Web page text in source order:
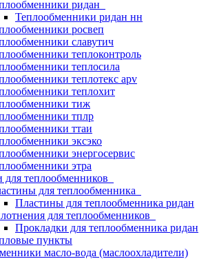
ридан
Теплообменники ридан нн
росвеп
славутич
теплоконтроль
теплосила
теплотекс apv
теплохит
тиж
тплр
ттаи
эксэко
энергосервис
этра
для теплообменников
для теплообменника
Пластины для теплообменника ридан
для теплообменников
Прокладки для теплообменника ридан
пункты
масло-вода (маслоохладители)